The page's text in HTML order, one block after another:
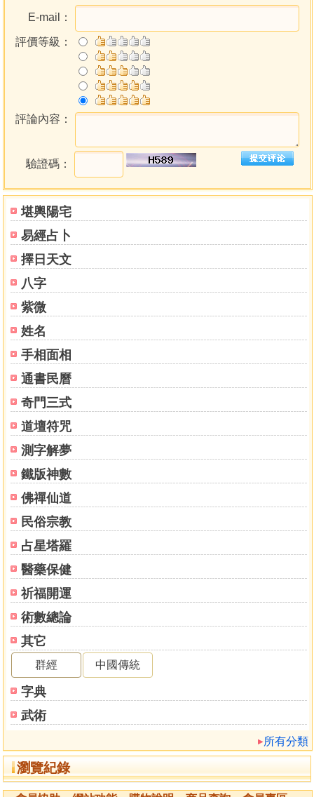
堪輿陽宅
易經占卜
擇日天文
八字
紫微
姓名
手相面相
通書民曆
奇門三式
道壇符咒
測字解夢
鐵版神數
佛禪仙道
民俗宗教
占星塔羅
醫藥保健
祈福開運
術數總論
其它
群經 中國傳統
字典
武術
所有分類
瀏覽紀錄
E-mail：
評價等級：
評論內容：
驗證碼：